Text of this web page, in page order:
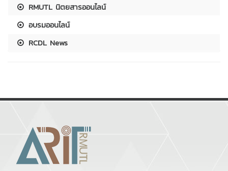
RMUTL นิตยสารออนไลน์
อบรมออนไลน์
RCDL News